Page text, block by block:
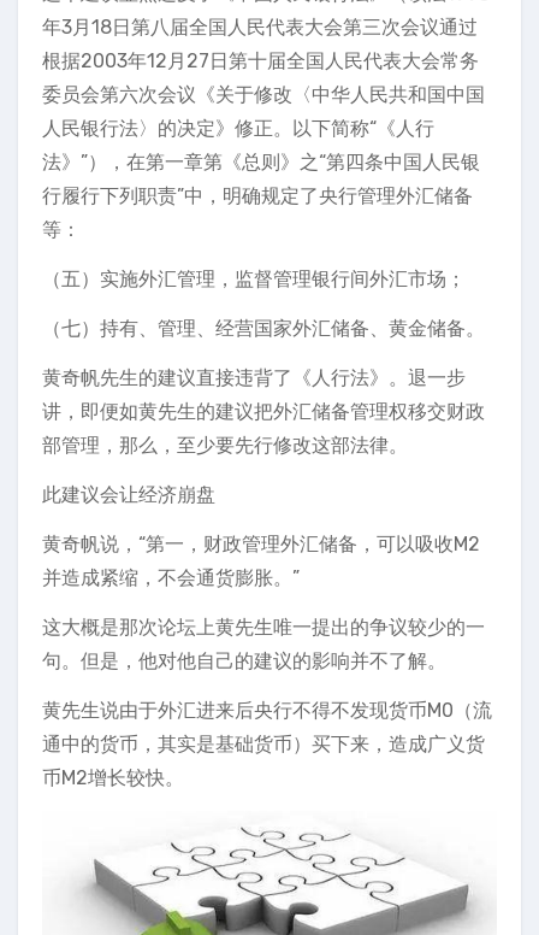
年3月18日第八届全国人民代表大会第三次会议通过
根据2003年12月27日第十届全国人民代表大会常务
委员会第六次会议《关于修改〈中华人民共和国中国
人民银行法〉的决定》修正。以下简称“《人行
法》”），在第一章第《总则》之“第四条中国人民银
行履行下列职责”中，明确规定了央行管理外汇储备
等：
（五）实施外汇管理，监督管理银行间外汇市场；
（七）持有、管理、经营国家外汇储备、黄金储备。
黄奇帆先生的建议直接违背了《人行法》。退一步
讲，即便如黄先生的建议把外汇储备管理权移交财政
部管理，那么，至少要先行修改这部法律。
此建议会让经济崩盘
黄奇帆说，“第一，财政管理外汇储备，可以吸收M2
并造成紧缩，不会通货膨胀。”
这大概是那次论坛上黄先生唯一提出的争议较少的一
句。但是，他对他自己的建议的影响并不了解。
黄先生说由于外汇进来后央行不得不发现货币M0（流
通中的货币，其实是基础货币）买下来，造成广义货
币M2增长较快。